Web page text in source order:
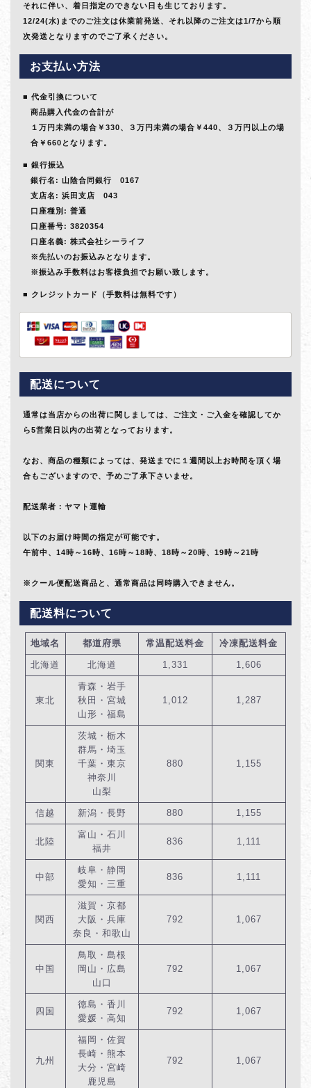
それに伴い、着日指定のできない日も生じております。
12/24(水)までのご注文は休業前発送、それ以降のご注文は1/7から順
次発送となりますのでご了承ください。
お支払い方法
代金引換について
商品購入代金の合計が
１万円未満の場合￥330、３万円未満の場合￥440、３万円以上の場
合￥660となります。
銀行振込
銀行名: 山陰合同銀行 0167
支店名: 浜田支店 043
口座種別: 普通
口座番号: 3820354
口座名義: 株式会社シーライフ
※先払いのお振込みとなります。
※振込み手数料はお客様負担でお願い致します。
クレジットカード（手数料は無料です）
配送について
通常は当店からの出荷に関しましては、ご注文・ご入金を確認してか
ら5営業日以内の出荷となっております。
なお、商品の種類によっては、発送までに１週間以上お時間を頂く場
合もございますので、予めご了承下さいませ。
配送業者：ヤマト運輸
以下のお届け時間の指定が可能です。
午前中、14時～16時、16時～18時、18時～20時、19時～21時
※クール便配送商品と、通常商品は同時購入できません。
配送料について
地域名 都道府県 常温配送料金 冷凍配送料金
北海道 北海道 1,331 1,606
東北
青森・岩手
秋田・宮城
山形・福島
1,012 1,287
関東
茨城・栃木
群馬・埼玉
千葉・東京
神奈川
山梨
880 1,155
信越 新潟・長野 880 1,155
北陸
富山・石川
福井
836 1,111
中部
岐阜・静岡
愛知・三重
836 1,111
関西
滋賀・京都
大阪・兵庫
奈良・和歌山
792 1,067
中国
鳥取・島根
岡山・広島
山口
792 1,067
四国
徳島・香川
愛媛・高知
792 1,067
九州
福岡・佐賀
長崎・熊本
大分・宮崎
鹿児島
792 1,067